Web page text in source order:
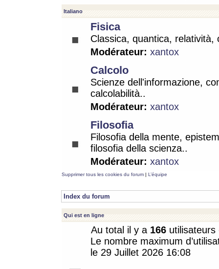
Italiano
Fisica
Classica, quantica, relatività,
Modérateur: xantox
Calcolo
Scienze dell'informazione,
calcolabilità..
Modérateur: xantox
Filosofia
Filosofia della mente,
filosofia della scienza..
Modérateur: xantox
Supprimer tous les cookies du forum | L’équipe
Index du forum
Qui est en ligne
Au total il y a 166
Le nombre maximum
le 29 Juillet 2026 16:08